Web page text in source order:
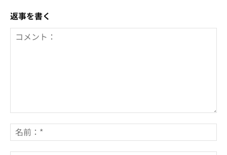
返事を書く
メ
ン
ト：
前
*